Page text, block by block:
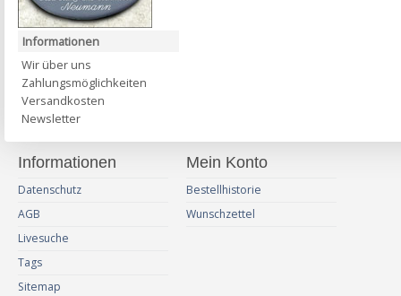
Informationen
Wir über uns
Zahlungsmöglichkeiten
Versandkosten
Newsletter
Informationen
Datenschutz
AGB
Livesuche
Tags
Sitemap
Mein Konto
Bestellhistorie
Wunschzettel